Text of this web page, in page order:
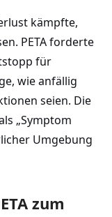
kämpfte,
PETA forderte
für
wie anfällig
seien. Die
„Symptom
Umgebung
zum